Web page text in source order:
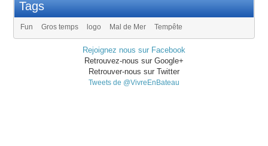
Tags
Fun Gros temps logo Mal de Mer Tempête
Rejoignez nous sur Facebook
Retrouvez-nous sur Google+
Retrouver-nous sur Twitter
Tweets de @VivreEnBateau